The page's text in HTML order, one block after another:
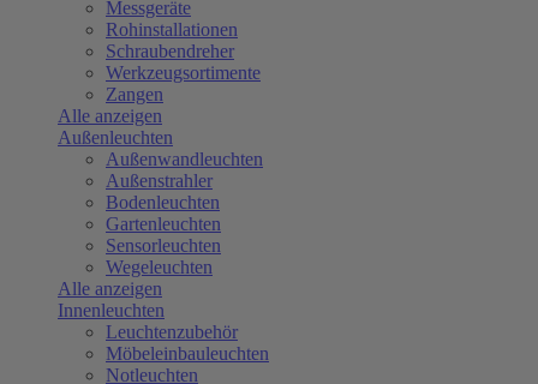
Messgeräte
Rohinstallationen
Schraubendreher
Werkzeugsortimente
Zangen
Alle anzeigen
Außenleuchten
Außenwandleuchten
Außenstrahler
Bodenleuchten
Gartenleuchten
Sensorleuchten
Wegeleuchten
Alle anzeigen
Innenleuchten
Leuchtenzubehör
Möbeleinbauleuchten
Notleuchten